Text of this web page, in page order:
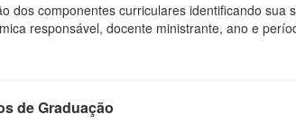
dos componentes curriculares identificando
responsável, docente ministrante, ano e
de Graduação